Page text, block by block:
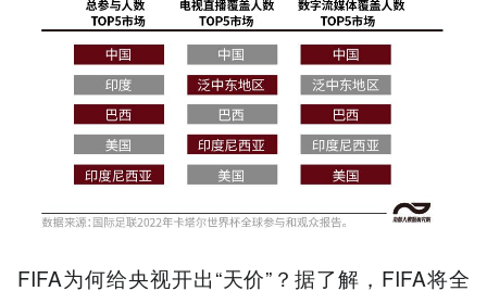
FIFA为何给央视开出“天价”？据了解，FIFA将全